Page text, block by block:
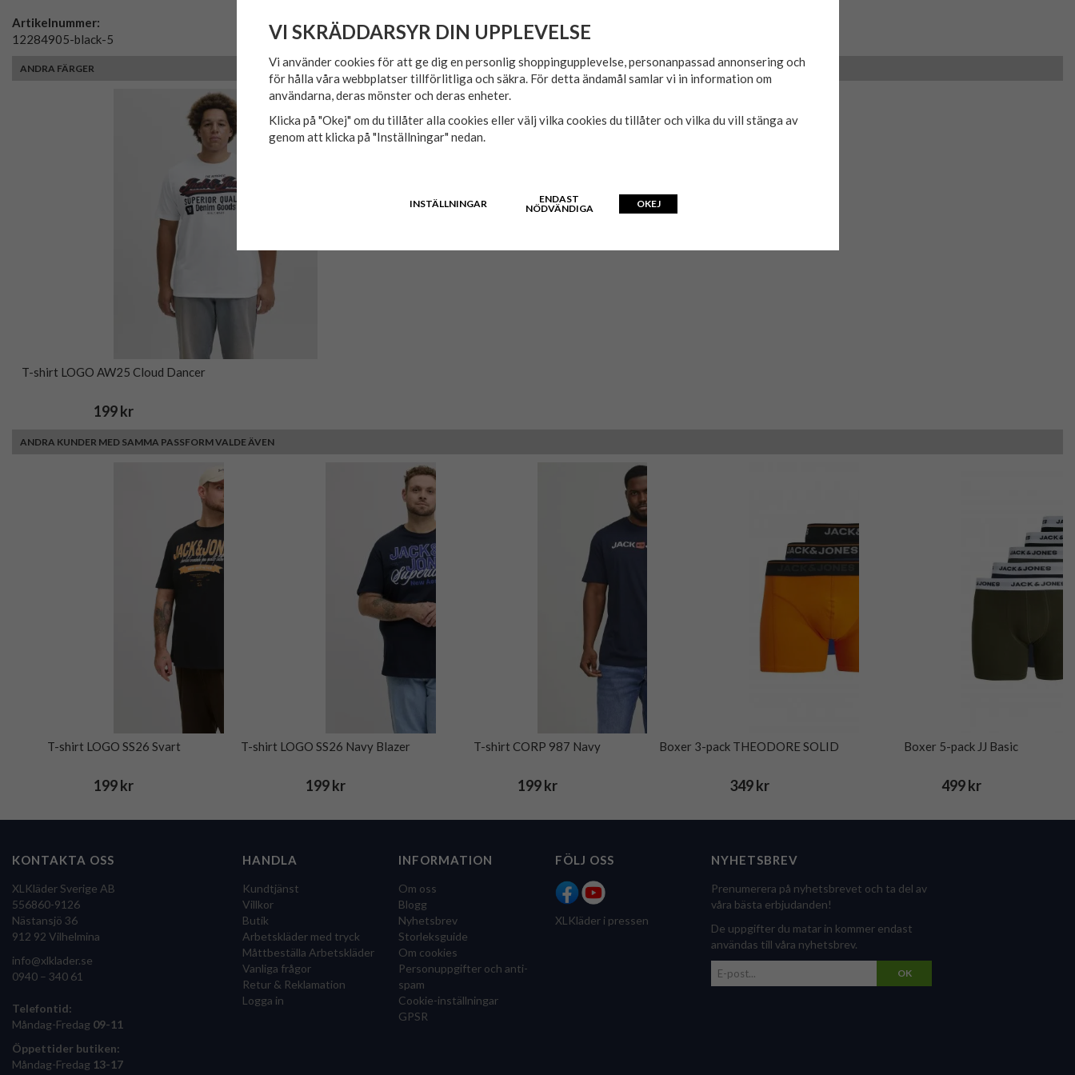
Artikelnummer:
12284905-black-5
ANDRA FÄRGER
T-shirt LOGO AW25 Cloud Dancer
199 kr
ANDRA KUNDER MED SAMMA PASSFORM VALDE ÄVEN
T-shirt LOGO SS26 Svart
199 kr
T-shirt LOGO SS26 Navy Blazer
199 kr
T-shirt CORP 987 Navy
199 kr
Boxer 3-pack THEODORE SOLID
349 kr
Boxer 5-pack JJ Basic
499 kr
KONTAKTA OSS
XLKläder Sverige AB
556860-9126
Nästansjö 36
912 92 Vilhelmina
info@xlklader.se
0940 – 340 61
Telefontid:
Måndag-Fredag 09-11
Öppettider butiken:
Måndag-Fredag 13-17
HANDLA
Kundtjänst
Villkor
Butik
Arbetskläder med tryck
Måttbeställa Arbetskläder
Vanliga frågor
Retur & Reklamation
Logga in
INFORMATION
Om oss
Blogg
Nyhetsbrev
Storleksguide
Om cookies
Personuppgifter och anti-
spam
Cookie-inställningar
GPSR
FÖLJ OSS
XLKläder i pressen
NYHETSBREV
Prenumerera på nyhetsbrevet och ta del av
våra bästa erbjudanden!
De uppgifter du matar in kommer endast
användas till våra nyhetsbrev.
OK
VI SKRÄDDARSYR DIN UPPLEVELSE
Vi använder cookies för att ge dig en personlig shoppingupplevelse, personanpassad annonsering och
för hålla våra webbplatser tillförlitliga och säkra. För detta ändamål samlar vi in information om
användarna, deras mönster och deras enheter.
Klicka på "Okej" om du tillåter alla cookies eller välj vilka cookies du tillåter och vilka du vill stänga av
genom att klicka på "Inställningar" nedan.
INSTÄLLNINGAR
ENDAST
NÖDVÄNDIGA
OKEJ